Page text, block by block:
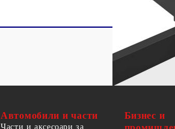
Автомобили и части
Части и аксесоари за
Бизнес и